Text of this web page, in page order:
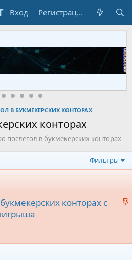
Вход Регистрация
В БУКМЕКЕРСКИХ КОНТОРАХ
конторах
послегол в букмекерских конторах
Фильтры
З
е
конторах с